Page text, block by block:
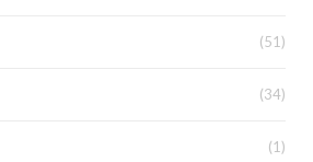
(51)
(34)
(1)